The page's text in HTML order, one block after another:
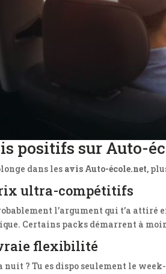
positifs sur Auto-
dans les avis Auto-école.net,
ultra-compétitifs
l’argument qui t’a attiré
Certains packs démarrent à
flexibilité
nuit ? Tu es dispo seulement le